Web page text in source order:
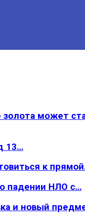
может
13…
к
падении НЛО с…
и новый